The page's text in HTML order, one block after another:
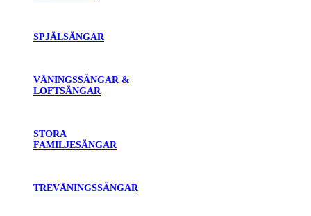
SPJÄLSÄNGAR
VÅNINGSSÄNGAR &
LOFTSÄNGAR
STORA
FAMILJESÄNGAR
TREVÅNINGSSÄNGAR